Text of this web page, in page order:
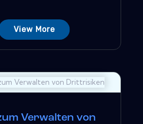
View More
Verwalten von